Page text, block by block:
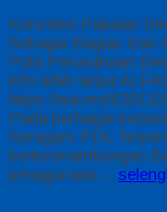
Konveksi Pakaian
Sebagai Bagian Dari
Pula Perusahaan
info lebih lanjut
https://wa.me/
Pada berbagai
Seragam PDL
berkesinambungan
penggunaan…